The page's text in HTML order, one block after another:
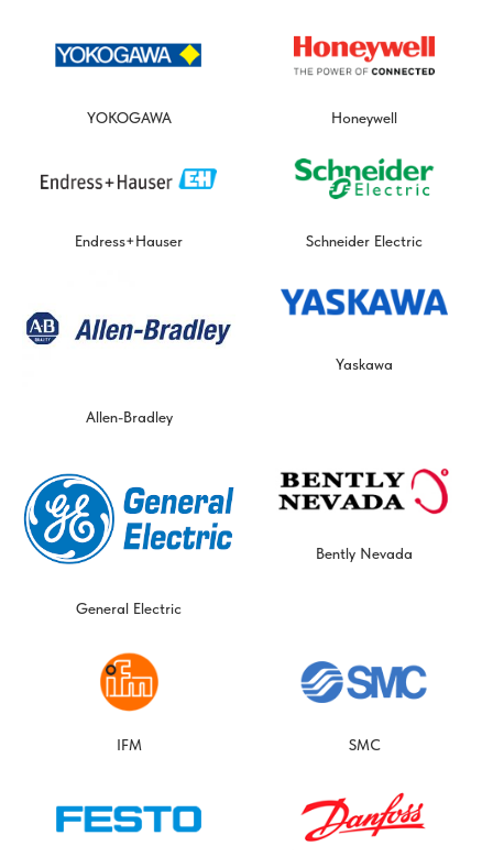
YOKOGAWA Honeywell
Endress+Hauser Schneider Electric
Allen-Bradley
Yaskawa
General Electric
Bently Nevada
IFM SMC